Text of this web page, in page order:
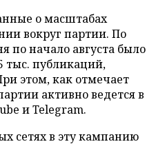
о масштабах
вокруг партии. По
по начало августа было
тыс. публикаций,
этом, как отмечает
активно ведется в
и Telegram.
сетях в эту кампанию